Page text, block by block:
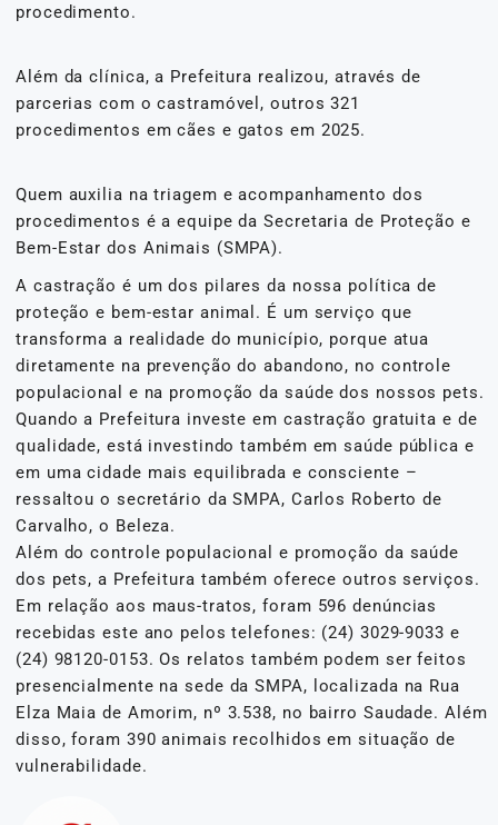
procedimento.
Além da clínica, a Prefeitura realizou, através de
parcerias com o castramóvel, outros 321
procedimentos em cães e gatos em 2025.
Quem auxilia na triagem e acompanhamento dos
procedimentos é a equipe da Secretaria de Proteção e
Bem-Estar dos Animais (SMPA).
A castração é um dos pilares da nossa política de
proteção e bem-estar animal. É um serviço que
transforma a realidade do município, porque atua
diretamente na prevenção do abandono, no controle
populacional e na promoção da saúde dos nossos pets.
Quando a Prefeitura investe em castração gratuita e de
qualidade, está investindo também em saúde pública e
em uma cidade mais equilibrada e consciente –
ressaltou o secretário da SMPA, Carlos Roberto de
Carvalho, o Beleza.
Além do controle populacional e promoção da saúde
dos pets, a Prefeitura também oferece outros serviços.
Em relação aos maus-tratos, foram 596 denúncias
recebidas este ano pelos telefones: (24) 3029-9033 e
(24) 98120-0153. Os relatos também podem ser feitos
presencialmente na sede da SMPA, localizada na Rua
Elza Maia de Amorim, nº 3.538, no bairro Saudade. Além
disso, foram 390 animais recolhidos em situação de
vulnerabilidade.